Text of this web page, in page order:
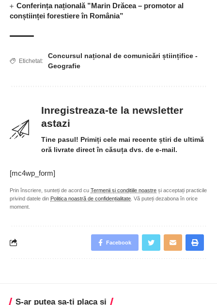
Conferința națională ”Marin Drăcea – promotor al
conștiinței forestiere în România”
Etichetat:
Concursul național de comunicări științifice -
Geografie
Inregistreaza-te la newsletter
astazi
Tine pasul! Primiți cele mai recente știri de ultimă
oră livrate direct în căsuța dvs. de e-mail.
[mc4wp_form]
Prin înscriere, sunteți de acord cu Termenii și condițiile noastre și acceptați practicile
privind datele din Politica noastră de confidențialitate . Vă puteți dezabona în orice
moment.
Facebook
S-ar putea sa-ti placa si